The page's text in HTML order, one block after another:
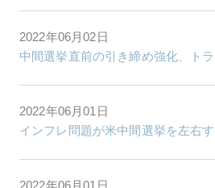
2022年06月02日
中間選挙直前の引き締め強化、ト
2022年06月01日
インフレ問題が米中間選挙を左右す
2022年06月01日